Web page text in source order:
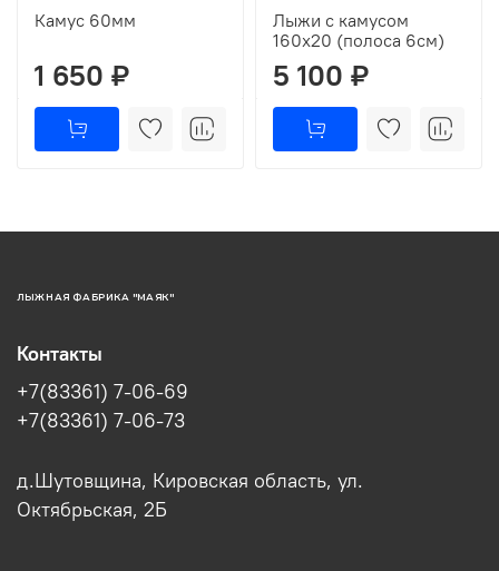
Камус 60мм
1 650 ₽
Лыжи с камусом
160х20 (полоса 6см)
5 100 ₽
ЛЫЖНАЯ ФАБРИКА "МАЯК"
Контакты
+7(83361) 7-06-69
+7(83361) 7-06-73
д.Шутовщина, Кировская область, ул.
Октябрьская, 2Б